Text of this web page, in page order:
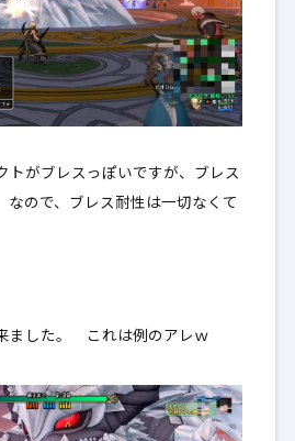
トがブレスっぽいですが、ブレス
ので、ブレス耐性は一切なくて
ました。 これは例のアレｗ